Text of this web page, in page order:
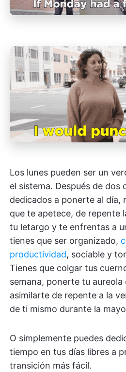
Los lunes pueden ser un
el sistema. Después de dos
dedicados a ponerte al día,
que te apetece, de repente
tu letargo y te enfrentas a
tienes que ser organizado,
productividad, sociable y
Tienes que colgar tus
semana, ponerte tu aureola
asimilarte de repente a la
de ti mismo durante la
O simplemente puedes
tiempo en tus días libres a
transición más fácil.